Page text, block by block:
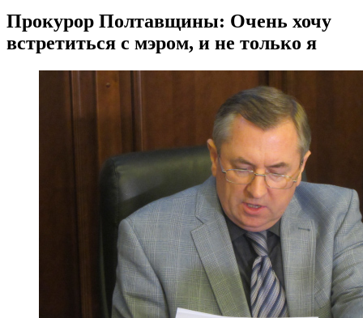
Прокурор Полтавщины: Очень хочу
встретиться с мэром, и не только я